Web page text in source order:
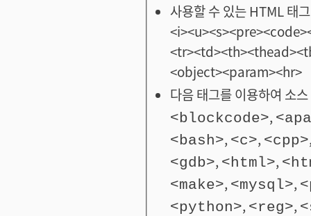
사용할 수 있는 HTML
<object><param><hr>
다음 태그를 이용하여 소
<blockcode>,
<bash>, <c>, <cpp>
<gdb>, <html>,
<make>, <mysql>,
<python>, <reg>,